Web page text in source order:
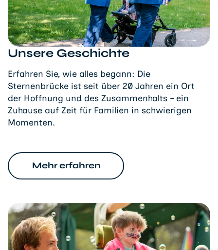
Unsere Geschichte
Erfahren Sie, wie alles begann: Die
Sternenbrücke ist seit über 20 Jahren ein Ort
der Hoffnung und des Zusammenhalts – ein
Zuhause auf Zeit für Familien in schwierigen
Momenten.
Mehr erfahren